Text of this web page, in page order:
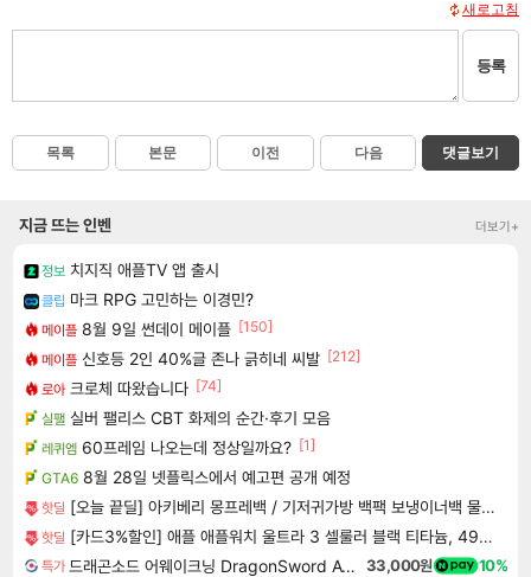
새로고침
등록
목록 본문 이전 다음 댓글보기
지금 뜨는 인벤 더보기+
정보 치지직 애플TV 앱 출시
클립 마크 RPG 고민하는 이경민?
메이플 8월 9일 썬데이 메이플 [150]
메이플 신호등 2인 40%글 존나 긁히네 씨발 [212]
로아 크로체 따왔습니다 [74]
실팰 실버 팰리스 CBT 화제의 순간·후기 모음
레퀴엠 60프레임 나오는데 정상일까요? [1]
GTA6 8월 28일 넷플릭스에서 예고편 공개 예정
핫딜 [오늘 끝딜] 아키베리 몽프레백 / 기저귀가방 백팩 보냉이너백 물티슈파우치 포함 시그니처
핫딜 [카드3%할인] 애플 애플워치 울트라 3 셀룰러 블랙 티타늄, 49mm, 블랙 알파인 루프 M
특가 드래곤소드 어웨이크닝 DragonSword Awakening 33,000원 10%